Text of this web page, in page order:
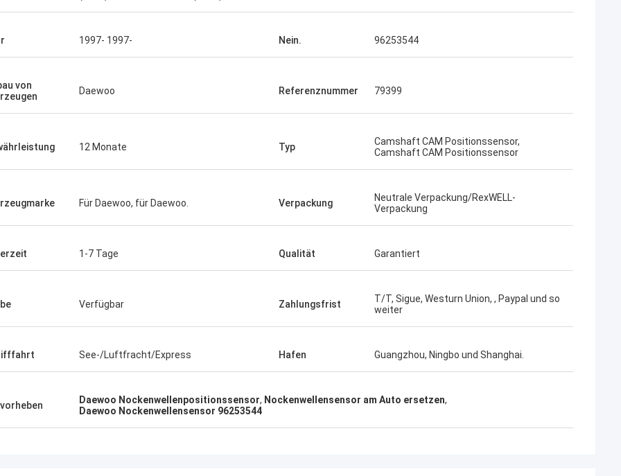
1997- 1997- Nein. 96253544
von
Daewoo Referenznummer 79399
12 Monate Typ
Camshaft CAM Positionssensor,
Camshaft CAM Positionssensor
Für Daewoo, für Daewoo. Verpackung
Neutrale Verpackung/RexWELL-
Verpackung
1-7 Tage Qualität Garantiert
Verfügbar Zahlungsfrist
T/T, Sigue, Westurn Union, , Paypal und so
weiter
See-/Luftfracht/Express Hafen Guangzhou, Ningbo und Shanghai.
Daewoo Nockenwellenpositionssensor, Nockenwellensensor am Auto ersetzen,
Daewoo Nockenwellensensor 96253544